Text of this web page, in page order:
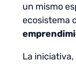
un mismo
ecosistema
La